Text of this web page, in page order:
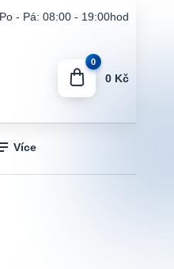
Po - Pá: 08:00 - 19:00hod
0
0 Kč
Více